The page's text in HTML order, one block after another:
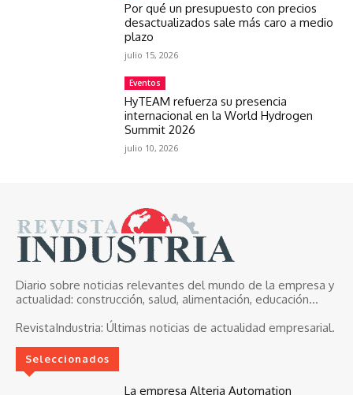
Por qué un presupuesto con precios
desactualizados sale más caro a medio
plazo
julio 15, 2026
Eventos
HyTEAM refuerza su presencia
internacional en la World Hydrogen
Summit 2026
julio 10, 2026
Diario sobre noticias relevantes del mundo de la empresa y
actualidad: construcción, salud, alimentación, educación...
RevistaIndustria: Últimas noticias de actualidad empresarial.
Seleccionados
La empresa Alteria Automation